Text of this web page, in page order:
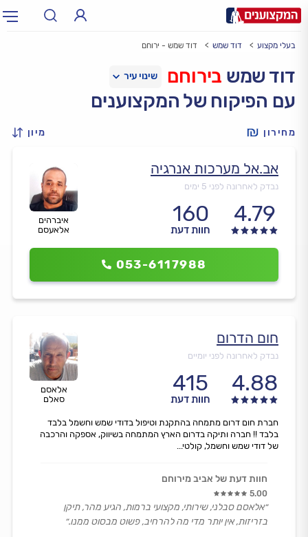
עירעיר: תל אביב, חיפה…
בעלי מקצוע דוד שמש דוד שמש - ירוחם
דוד שמש בירוחם
עם הפיקוח של המקצוענים
מחירון מיון
איברהים
אלאעסם
אב.אל מערכות אנרגיה
נבדק לאחרונה לפני 5 ימים
4.79
160
חוות דעת
053-6117988
אלאסם
סאלם
חום הדרום
נבדק לאחרונה לפני יומיים
4.88
415
חוות דעת
חברת חום דרום מתמחה בהתקנת וטיפול בדודי שמש וחשמל בלבד
בלבד !! חברה ותיקה בדרום הארץ המתמחה בשיווק, אספקה והרכבה
של דודי שמש וחשמל, קולטי...
חוות דעת של אביב מירוחם
5.00
״אלאסם סבלני, שירותי, מקצועי ברמות, הגיע מהר, תיקן
בזריזות, אין יותר מדי מה להרחיב, פשוט מבסוט ממנו.״